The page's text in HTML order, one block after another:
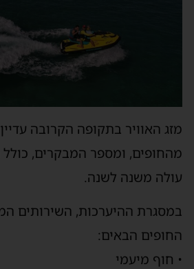
האוויר בתקופה הקרובה עדיין
ומספר המבקרים, כולל
משנה לשנה.
ההיערכות, השירותים
הבאים:
חוף מיעמי